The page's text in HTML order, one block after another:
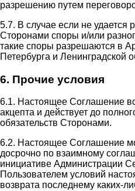
разрешению путем
5.7. В случае если не
Сторонами споры и/или
такие споры разрешаются в
Петербурга и Ленинградской
6. Прочие условия
6.1. Настоящее Соглашение
акцепта и действует до
обязательств Сторонами.
6.2. Настоящее Соглашение
досрочно по взаимному
инициативе Администрации
Пользователем условий
возврата последнему каких-